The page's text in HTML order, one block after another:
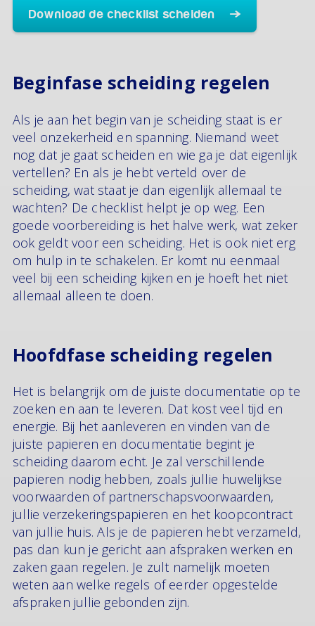
Download de checklist scheiden
Beginfase scheiding regelen
Als je aan het begin van je scheiding staat is er
veel onzekerheid en spanning. Niemand weet
nog dat je gaat scheiden en wie ga je dat eigenlijk
vertellen? En als je hebt verteld over de
scheiding, wat staat je dan eigenlijk allemaal te
wachten? De checklist helpt je op weg. Een
goede voorbereiding is het halve werk, wat zeker
ook geldt voor een scheiding. Het is ook niet erg
om hulp in te schakelen. Er komt nu eenmaal
veel bij een scheiding kijken en je hoeft het niet
allemaal alleen te doen.
Hoofdfase scheiding regelen
Het is belangrijk om de juiste documentatie op te
zoeken en aan te leveren. Dat kost veel tijd en
energie. Bij het aanleveren en vinden van de
juiste papieren en documentatie begint je
scheiding daarom echt. Je zal verschillende
papieren nodig hebben, zoals jullie huwelijkse
voorwaarden of partnerschapsvoorwaarden,
jullie verzekeringspapieren en het koopcontract
van jullie huis. Als je de papieren hebt verzameld,
pas dan kun je gericht aan afspraken werken en
zaken gaan regelen. Je zult namelijk moeten
weten aan welke regels of eerder opgestelde
afspraken jullie gebonden zijn.